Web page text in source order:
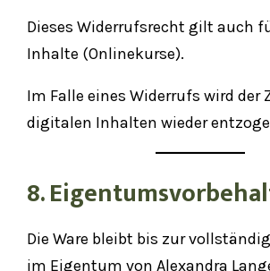
Dieses Widerrufsrecht gilt auch
Inhalte (Onlinekurse).
Im Falle eines Widerrufs wird der
digitalen Inhalten wieder
8.
Die Ware bleibt bis zur
im Eigentum von Alexandra